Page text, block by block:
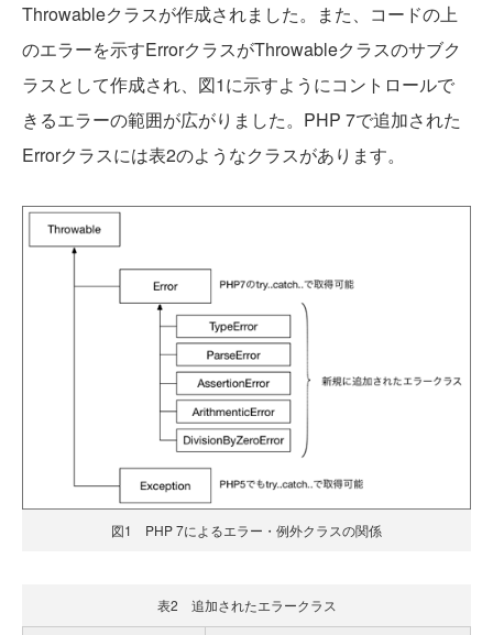
Throwableクラスが作成されました。また、コードの上
のエラーを示すErrorクラスがThrowableクラスのサブク
ラスとして作成され、図1に示すようにコントロールで
きるエラーの範囲が広がりました。PHP 7で追加された
Errorクラスには表2のようなクラスがあります。
図1 PHP 7によるエラー・例外クラスの関係
表2 追加されたエラークラス